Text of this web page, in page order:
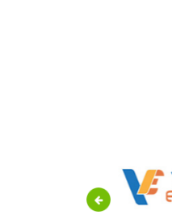
Previous